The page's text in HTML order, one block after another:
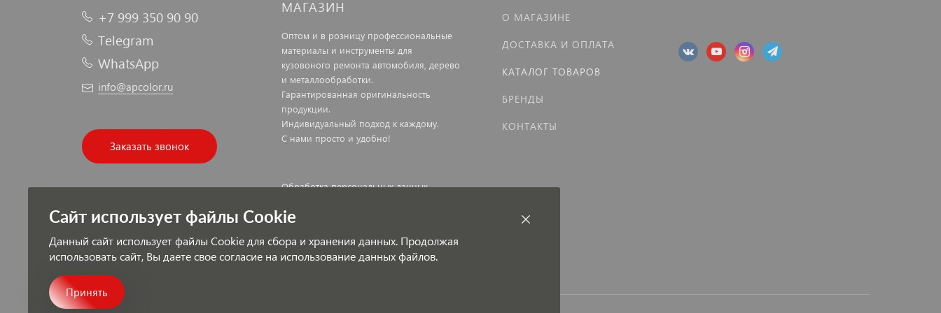
+7 999 350 90 90
Telegram
WhatsApp
info@apcolor.ru
Заказать звонок
МАГАЗИН
Оптом и в розницу профессиональные
материалы и инструменты для
кузовоного ремонта автомобиля, дерево
и металлообработки.
Гарантированная оригинальность
продукции.
Индивидуальный подход к каждому.
С нами просто и удобно!
Обработка персональных данных
Публичная оферта
Платежи под защитой
О МАГАЗИНЕ
ДОСТАВКА И ОПЛАТА
КАТАЛОГ ТОВАРОВ
БРЕНДЫ
КОНТАКТЫ
Сайт использует файлы Cookie
Данный сайт использует файлы Cookie для сбора и хранения данных. Продолжая
использовать сайт, Вы даете свое согласие на использование данных файлов.
Принять